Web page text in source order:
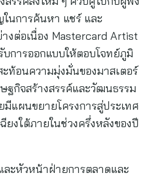
นการค้นหา แชร์ และ
ต่อเนื่อง Mastercard Artist
การออกแบบให้ตอบโจทย์ภูมิ
ท้อนความมุ่งมั่นของมาสเตอร์
ฐกิจสร้างสรรค์และวัฒนธรรม
แผนขยายโครงการสู่ประเทศ
ยงใต้ภายในช่วงครึ่งหลังของปี
ละหัวหน้าฝ่ายการตลาดและ